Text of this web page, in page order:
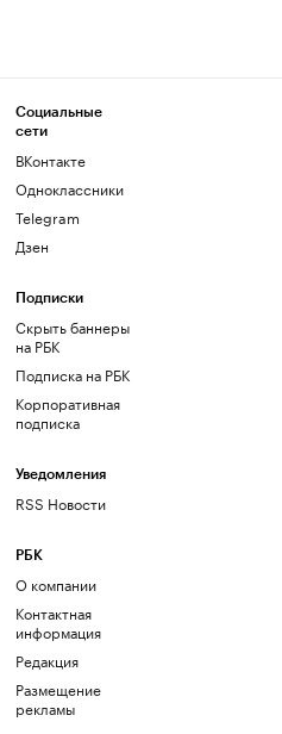
Социальные
сети
ВКонтакте
Одноклассники
Telegram
Дзен
Подписки
Скрыть баннеры
на РБК
Подписка на РБК
Корпоративная
подписка
Уведомления
RSS Новости
РБК
О компании
Контактная
информация
Редакция
Размещение
рекламы